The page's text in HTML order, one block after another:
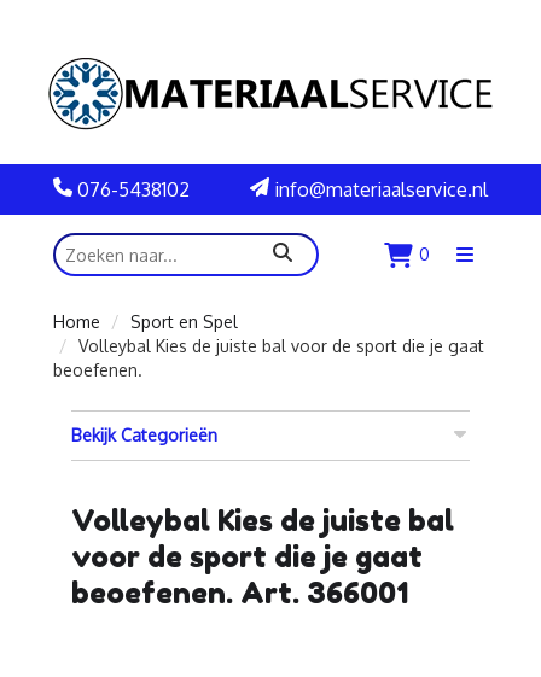
076-5438102 info@materiaalservice.nl
zoeken 0
Menu
Home
Sport en Spel
Volleybal Kies de juiste bal voor de sport die je gaat
beoefenen.
Bekijk Categorieën
Volleybal Kies de juiste bal
voor de sport die je gaat
beoefenen. Art. 366001